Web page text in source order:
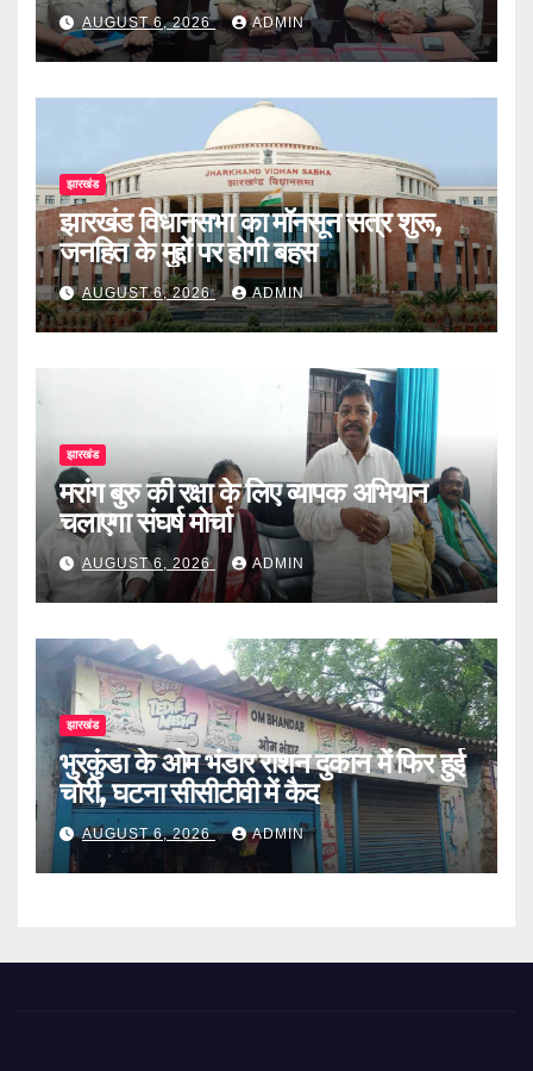
AUGUST 6, 2026 ADMIN
झारखंड
झारखंड विधानसभा का मॉनसून सत्र शुरू,
जनहित के मुद्दों पर होगी बहस
AUGUST 6, 2026 ADMIN
झारखंड
मरांग बुरु की रक्षा के लिए व्यापक अभियान
चलाएगा संघर्ष मोर्चा
AUGUST 6, 2026 ADMIN
झारखंड
भुरकुंडा के ओम भंडार राशन दुकान में फिर हुई
चोरी, घटना सीसीटीवी में कैद
AUGUST 6, 2026 ADMIN